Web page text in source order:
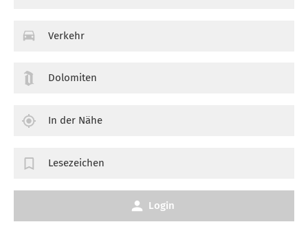
Verkehr
Dolomiten
In der Nähe
Lesezeichen
Login